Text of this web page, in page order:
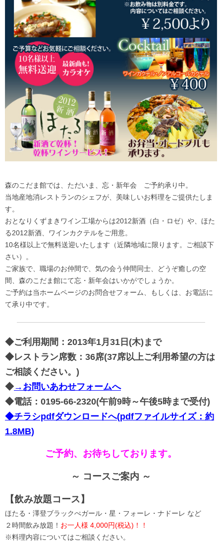
森のこだま館では、ただいま、忘・新年会 ご予約承り中。
当地産地消レストランのシェフが、美味しいお料理をご提供たしま
す。
おとなりくずまきワイン工場からは2012新酒（白・ロゼ）や、ほた
る2012新酒、ワインカクテルをご用意。
10名様以上で無料送迎いたします（近隣地域に限ります。ご相談下
さい）。
ご家族で、職場のお仲間で、気の会う仲間同士、どうぞ癒しの空
間、森のこだま館にて忘・新年会はいかがでしょうか。
ご予約は当ホームページのお問合せフォーム、もしくは、お電話に
て承り中です。
◆ご利用期間：2013年1月31日(木)まで
◆レストラン席数：36席(37席以上ご利用希望の方は
ご相談ください。)
◆→お問いあわせフォームへ
◆電話：0195-66-2320(午前9時～午後5時まで受付)
◆チラシpdfダウンロードへ(pdfファイルサイズ：約
1.8MB)
ご予約、お待ちしております。
～ コースご案内 ～
【飲み放題コース】
ほたる・澤登ブラックぺガール・星・フォーレ・ナドーレ など
２時間飲み放題！ お一人様 4,000円(税込)！！
※料理内容についてはご相談ください。